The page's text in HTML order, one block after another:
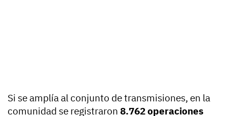
Si se amplía al conjunto de transmisiones, en la
comunidad se registraron 8.762 operaciones